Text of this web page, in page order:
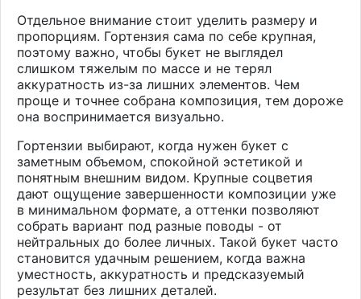
Отдельное внимание стоит уделить размеру и
пропорциям. Гортензия сама по себе крупная,
поэтому важно, чтобы букет не выглядел
слишком тяжелым по массе и не терял
аккуратность из-за лишних элементов. Чем
проще и точнее собрана композиция, тем дороже
она воспринимается визуально.
Гортензии выбирают, когда нужен букет с
заметным объемом, спокойной эстетикой и
понятным внешним видом. Крупные соцветия
дают ощущение завершенности композиции уже
в минимальном формате, а оттенки позволяют
собрать вариант под разные поводы - от
нейтральных до более личных. Такой букет часто
становится удачным решением, когда важна
уместность, аккуратность и предсказуемый
результат без лишних деталей.